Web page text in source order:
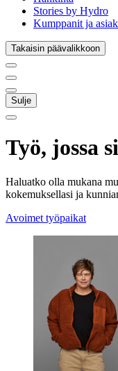
Stories by Hydro
Kumppanit ja
Takaisin päävalikkoon
Sulje
Työ, jossa
Haluatko olla mukana
kokemuksellasi ja
Avoimet työpaikat